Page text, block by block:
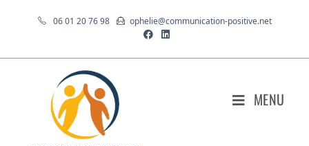
06 01 20 76 98 ophelie@communication-positive.net
MENU